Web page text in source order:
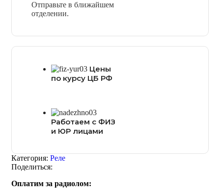
Отправьте в ближайшем
отделении.
Цены
по курсу ЦБ РФ
Работаем с ФИЗ
и ЮР лицами
Категория: Реле
Поделиться:
Оплатим за радиолом: